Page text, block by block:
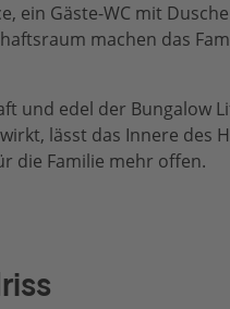
ein Gäste-WC mit
machen das
und edel der Bungalow
lässt das Innere des
die Familie mehr offen.